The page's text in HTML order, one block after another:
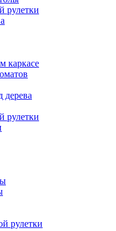
рулетки
каркасе
дерева
рулетки
рулетки